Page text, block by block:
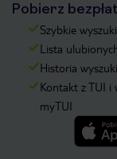
Pobierz
Szybkie
Lista
Historia
Kontakt z TUI i
myTUI